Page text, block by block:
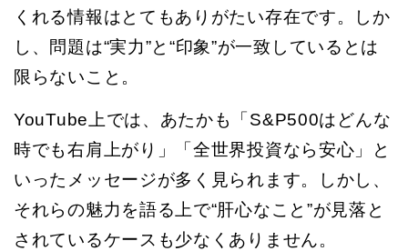
くれる情報はとてもありがたい存在です。しか
し、問題は“実力”と“印象”が一致しているとは
限らないこと。
YouTube上では、あたかも「S&P500はどんな
時でも右肩上がり」「全世界投資なら安心」と
いったメッセージが多く見られます。しかし、
それらの魅力を語る上で“肝心なこと”が見落と
されているケースも少なくありません。